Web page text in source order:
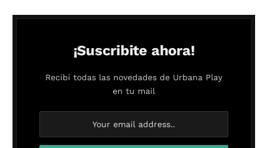
¡Suscribite ahora!
Recibí todas las novedades de Urbana Play
en tu mail